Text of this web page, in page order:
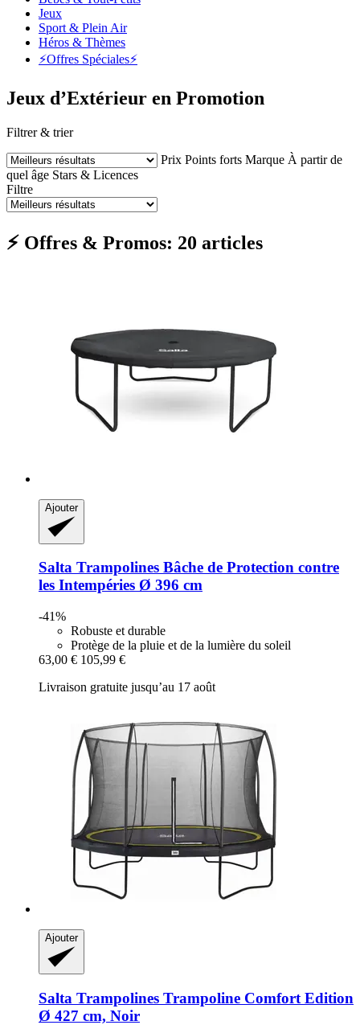
Jeux
Sport & Plein Air
Héros & Thèmes
⚡️Offres Spéciales⚡️
Jeux d’Extérieur en Promotion
Filtrer & trier
Prix Points forts Marque À partir de
quel âge Stars & Licences
Filtre
⚡ Offres & Promos: 20 articles
Ajouter
Salta Trampolines Bâche de Protection contre
les Intempéries Ø 396 cm
-41%
Robuste et durable
Protège de la pluie et de la lumière du soleil
63,00 € 105,99 €
Livraison gratuite jusqu’au 17 août
Ajouter
Salta Trampolines Trampoline Comfort Edition
Ø 427 cm, Noir